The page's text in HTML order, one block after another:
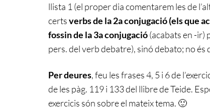
llista 1 (el proper dia comentarem les de
certsverbs de la 2a conjugació (els que
fossin de la 3a conjugació(acabats en -ir)
pers. del verb debatre), sinó debato; no és
Per deures, feu les frases 4, 5 i 6 de
de les pàg. 119 i 133 del llibre de Teide.
exercicis són sobre el mateix tema. 🙂